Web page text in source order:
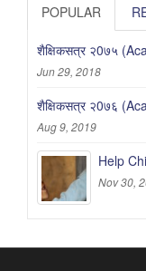
POPULAR
शैक्षिकसत्र २0७५
Jun 29, 2018
शैक्षिकसत्र २0७६
Aug 9, 2019
Help
Nov 30,